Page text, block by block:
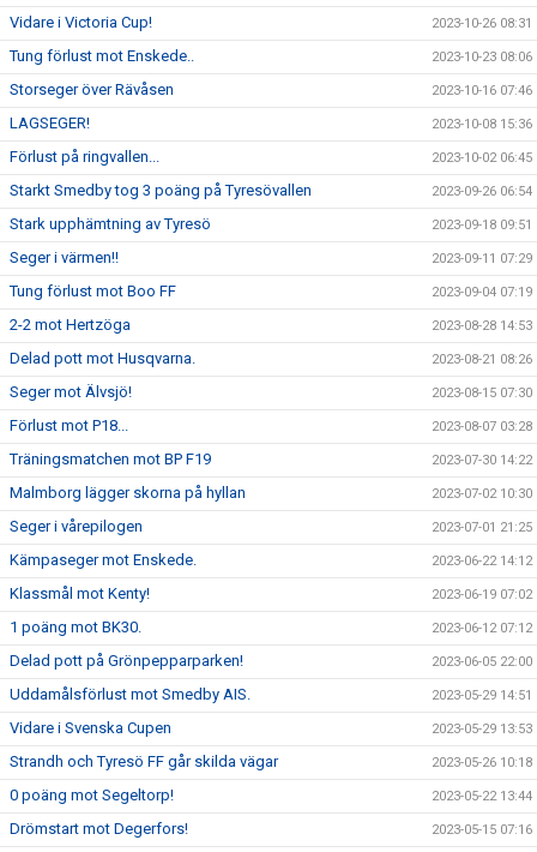
Vidare i Victoria Cup! 2023-10-26 08:31
Tung förlust mot Enskede.. 2023-10-23 08:06
Storseger över Rävåsen 2023-10-16 07:46
LAGSEGER! 2023-10-08 15:36
Förlust på ringvallen... 2023-10-02 06:45
Starkt Smedby tog 3 poäng på Tyresövallen 2023-09-26 06:54
Stark upphämtning av Tyresö 2023-09-18 09:51
Seger i värmen!! 2023-09-11 07:29
Tung förlust mot Boo FF 2023-09-04 07:19
2-2 mot Hertzöga 2023-08-28 14:53
Delad pott mot Husqvarna. 2023-08-21 08:26
Seger mot Älvsjö! 2023-08-15 07:30
Förlust mot P18... 2023-08-07 03:28
Träningsmatchen mot BP F19 2023-07-30 14:22
Malmborg lägger skorna på hyllan 2023-07-02 10:30
Seger i vårepilogen 2023-07-01 21:25
Kämpaseger mot Enskede. 2023-06-22 14:12
Klassmål mot Kenty! 2023-06-19 07:02
1 poäng mot BK30. 2023-06-12 07:12
Delad pott på Grönpepparparken! 2023-06-05 22:00
Uddamålsförlust mot Smedby AIS. 2023-05-29 14:51
Vidare i Svenska Cupen 2023-05-29 13:53
Strandh och Tyresö FF går skilda vägar 2023-05-26 10:18
0 poäng mot Segeltorp! 2023-05-22 13:44
Drömstart mot Degerfors! 2023-05-15 07:16